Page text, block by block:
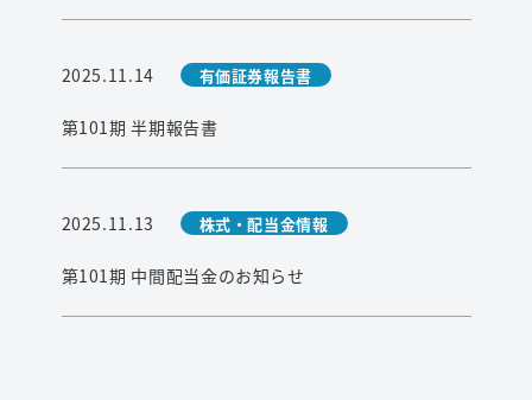
2025.11.14 有価証券報告書
第101期 半期報告書
2025.11.13 株式・配当金情報
第101期 中間配当金のお知らせ